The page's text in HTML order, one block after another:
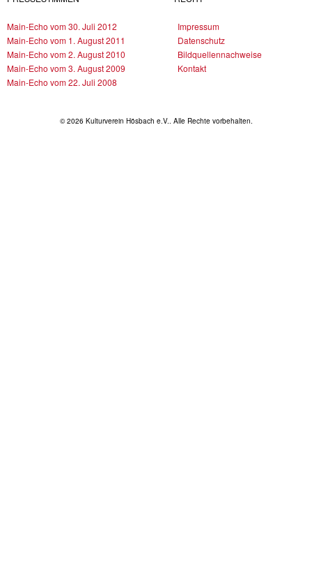
Main-Echo vom 30. Juli 2012
Main-Echo vom 1. August 2011
Main-Echo vom 2. August 2010
Main-Echo vom 3. August 2009
Main-Echo vom 22. Juli 2008
Impressum
Datenschutz
Bildquellennachweise
Kontakt
© 2026 Kulturverein Hösbach e.V.. Alle Rechte vorbehalten.